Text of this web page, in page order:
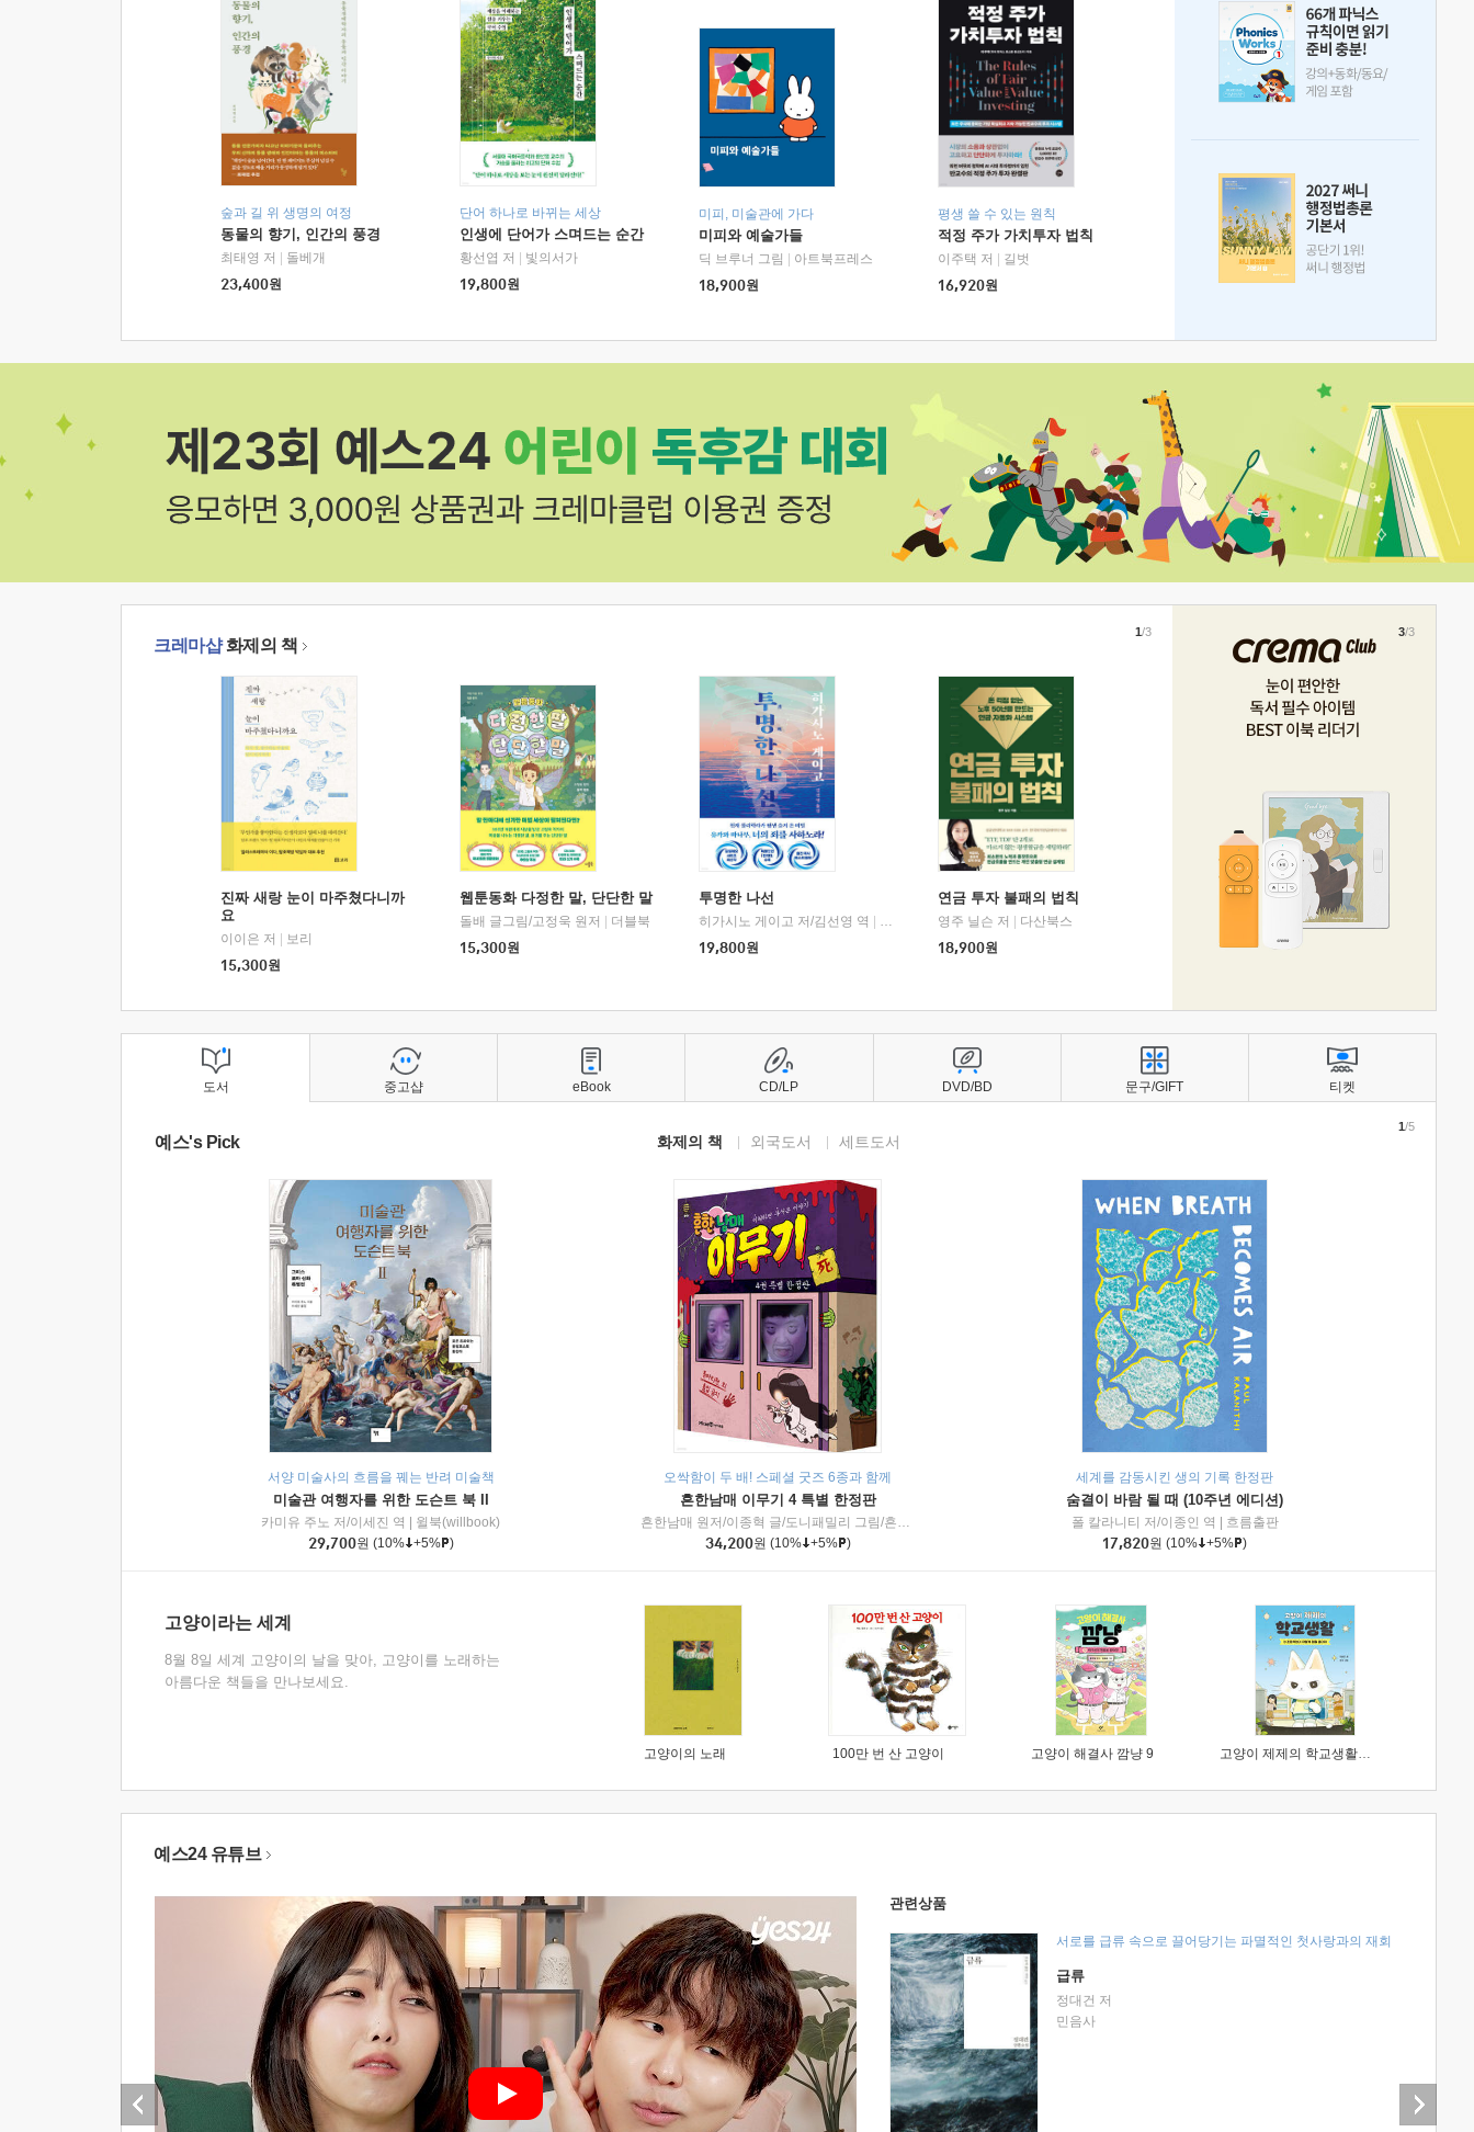
숲과 길 위 생명의 여정
동물의 향기, 인간의 풍경
최태영 저
돌베개
23,400원
단어 하나로 바뀌는 세상
인생에 단어가 스며드는 순간
황선엽 저
빛의서가
19,800원
미피, 미술관에 가다
미피와 예술가들
딕 브루너 그림
아트북프레스
18,900원
평생 쓸 수 있는 원칙
적정 주가 가치투자 법칙
이주택 저
길벗
16,920원
크레마샵화제의 책
진짜 새랑 눈이 마주쳤다니까
요
이이은 저
보리
15,300원
웹툰동화 다정한 말, 단단한 말
돌배 글그림/고정욱 원저
더블북
15,300원
투명한 나선
히가시노 게이고 저/김선영 역
북다
19,800원
연금 투자 불패의 법칙
영주 닐슨 저
다산북스
18,900원
1/3 3/3
도서
예스's Pick 화제의 책 외국도서 세트도서
서양 미술사의 흐름을 꿰는 반려 미술책
미술관 여행자를 위한 도슨트 북 II
카미유 주노 저/이세진 역
윌북(willbook)
29,700원 (10% +5% )
오싹함이 두 배! 스페셜 굿즈 6종과 함께
흔한남매 이무기 4 특별 한정판
흔한남매 원저/이종혁 글/도니패밀리 그림/흔한컴퍼니 감수
미래엔아이세움
34,200원 (10% +5% )
세계를 감동시킨 생의 기록 한정판
숨결이 바람 될 때 (10주년 에디션)
폴 칼라니티 저/이종인 역
흐름출판
17,820원 (10% +5% )
1/5
고양이라는 세계
8월 8일 세계 고양이의 날을 맞아, 고양이를 노래하는
아름다운 책들을 만나보세요.
고양이의 노래 100만 번 산 고양이 고양이 해결사 깜냥 9 고양이 제제의 학교생활 1 : 초등학생이 이렇게 힘들 줄이야
중고샵 eBook CD/LP DVD/BD 문구/GIFT 티켓
예스24 유튜브
관련상품
서로를 급류 속으로 끌어당기는 파멸적인 첫사랑과의 재회
급류
정대건 저
민음사